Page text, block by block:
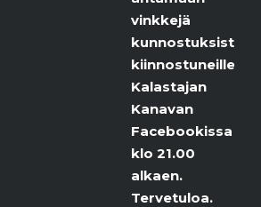
vinkkejä
kunnostuksista
kiinnostuneille.
Kalastajan
Kanavan
Facebookissa
klo 21.00
alkaen.
Tervetuloa.